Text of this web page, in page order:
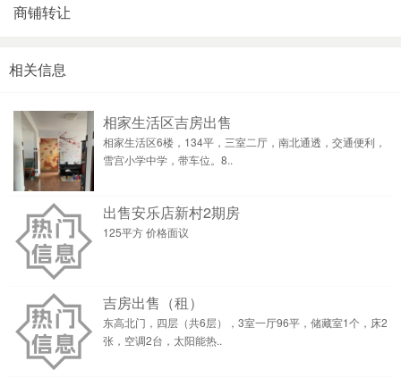
商铺转让
相关信息
相家生活区吉房出售
相家生活区6楼，134平，三室二厅，南北通透，交通便利，
雪宫小学中学，带车位。8..
出售安乐店新村2期房
125平方 价格面议
吉房出售（租）
东高北门，四层（共6层），3室一厅96平，储藏室1个，床2
张，空调2台，太阳能热..